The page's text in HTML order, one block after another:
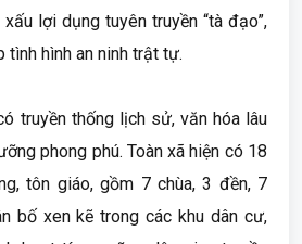
lợi dụng tuyên truyền “tà đạo”,
hình an ninh trật tự.
truyền thống lịch sử, văn hóa lâu
phong phú. Toàn xã hiện có 18
tôn giáo, gồm 7 chùa, 3 đền, 7
bố xen kẽ trong các khu dân cư,